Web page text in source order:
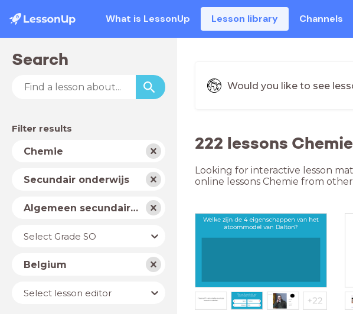
What is LessonUp Lesson library Channels
Search
Filter results
Subject
Chemie
School
typeSecundair onderwijs
Level Algemeen secundair onderwijs
YearSelect Grade SO
Country
Belgium
Lesson
editor
Select lesson editor
Would you like to see
222 lessons
Looking for interactive lesson
online lessons Chemie from